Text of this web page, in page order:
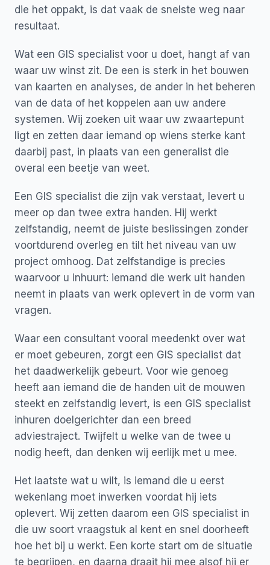
die het oppakt, is dat vaak de snelste weg naar
resultaat.
Wat een GIS specialist voor u doet, hangt af van
waar uw winst zit. De een is sterk in het bouwen
van kaarten en analyses, de ander in het beheren
van de data of het koppelen aan uw andere
systemen. Wij zoeken uit waar uw zwaartepunt
ligt en zetten daar iemand op wiens sterke kant
daarbij past, in plaats van een generalist die
overal een beetje van weet.
Een GIS specialist die zijn vak verstaat, levert u
meer op dan twee extra handen. Hij werkt
zelfstandig, neemt de juiste beslissingen zonder
voortdurend overleg en tilt het niveau van uw
project omhoog. Dat zelfstandige is precies
waarvoor u inhuurt: iemand die werk uit handen
neemt in plaats van werk oplevert in de vorm van
vragen.
Waar een consultant vooral meedenkt over wat
er moet gebeuren, zorgt een GIS specialist dat
het daadwerkelijk gebeurt. Voor wie genoeg
heeft aan iemand die de handen uit de mouwen
steekt en zelfstandig levert, is een GIS specialist
inhuren doelgerichter dan een breed
adviestraject. Twijfelt u welke van de twee u
nodig heeft, dan denken wij eerlijk met u mee.
Het laatste wat u wilt, is iemand die u eerst
wekenlang moet inwerken voordat hij iets
oplevert. Wij zetten daarom een GIS specialist in
die uw soort vraagstuk al kent en snel doorheeft
hoe het bij u werkt. Een korte start om de situatie
te begrijpen, en daarna draait hij mee alsof hij er